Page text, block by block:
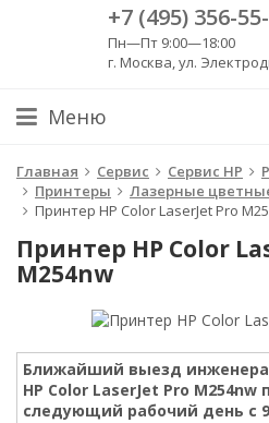
+7 (495) 356-
Пн—Пт 9:00—18:00
г. Москва, ул.
Меню
Главная Сервис Сервис HP
Принтеры
Лазерные
Принтер HP Color LaserJet Pro
Принтер HP Color
M254nw
Ближайший выезд
HP Color LaserJet Pro
следующий рабочий день с